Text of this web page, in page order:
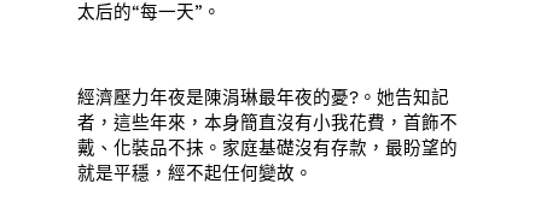
太后的“每一天”。
經濟壓力年夜是陳涓琳最年夜的憂?。她告知記
者，這些年來，本身簡直沒有小我花費，首飾不
戴、化裝品不抹。家庭基礎沒有存款，最盼望的
就是平穩，經不起任何變故。